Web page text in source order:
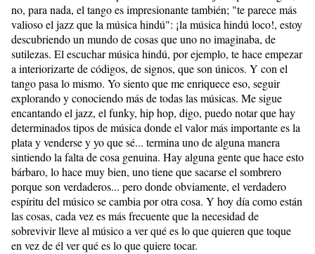
no, para nada, el tango es impresionante también; "te parece más
valioso el jazz que la música hindú": ¡la música hindú loco!, estoy
descubriendo un mundo de cosas que uno no imaginaba, de
sutilezas. El escuchar música hindú, por ejemplo, te hace empezar
a interiorizarte de códigos, de signos, que son únicos. Y con el
tango pasa lo mismo. Yo siento que me enriquece eso, seguir
explorando y conociendo más de todas las músicas. Me sigue
encantando el jazz, el funky, hip hop, digo, puedo notar que hay
determinados tipos de música donde el valor más importante es la
plata y venderse y yo que sé... termina uno de alguna manera
sintiendo la falta de cosa genuina. Hay alguna gente que hace esto
bárbaro, lo hace muy bien, uno tiene que sacarse el sombrero
porque son verdaderos... pero donde obviamente, el verdadero
espíritu del músico se cambia por otra cosa. Y hoy día como están
las cosas, cada vez es más frecuente que la necesidad de
sobrevivir lleve al músico a ver qué es lo que quieren que toque
en vez de él ver qué es lo que quiere tocar.